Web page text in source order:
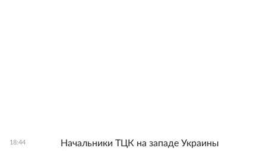
18:44
Начальники ТЦК на западе Украины